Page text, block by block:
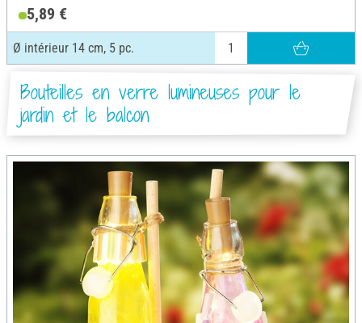
5,89 €
Ø intérieur 14 cm, 5 pc.
Bouteilles en verre lumineuses pour le
jardin et le balcon